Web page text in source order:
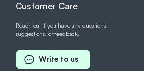
Customer Care
Reach out if you have any questions,
suggestions, or feedback.
Write to us